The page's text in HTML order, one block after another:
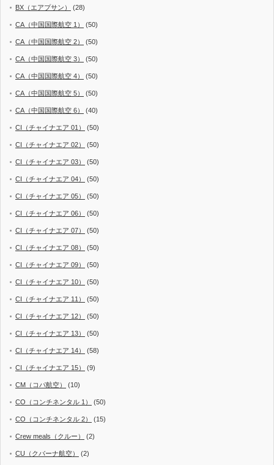
BX（エアプサン） (28)
CA（中国国際航空 1） (50)
CA（中国国際航空 2） (50)
CA（中国国際航空 3） (50)
CA（中国国際航空 4） (50)
CA（中国国際航空 5） (50)
CA（中国国際航空 6） (40)
CI（チャイナエア 01） (50)
CI（チャイナエア 02） (50)
CI（チャイナエア 03） (50)
CI（チャイナエア 04） (50)
CI（チャイナエア 05） (50)
CI（チャイナエア 06） (50)
CI（チャイナエア 07） (50)
CI（チャイナエア 08） (50)
CI（チャイナエア 09） (50)
CI（チャイナエア 10） (50)
CI（チャイナエア 11） (50)
CI（チャイナエア 12） (50)
CI（チャイナエア 13） (50)
CI（チャイナエア 14） (58)
CI（チャイナエア 15） (9)
CM（コパ航空） (10)
CO（コンチネンタル 1） (50)
CO（コンチネンタル 2） (15)
Crew meals（クルー） (2)
CU（クバーナ航空） (2)